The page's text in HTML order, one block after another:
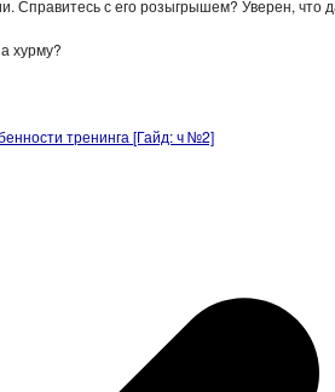
Справитесь с его розыгрышем? Уверен, что
хурму?
тренинга [Гайд: ч №2]